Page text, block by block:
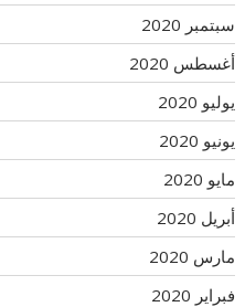
سبتمبر 2020
أغسطس 2020
يوليو 2020
يونيو 2020
مايو 2020
أبريل 2020
مارس 2020
فبراير 2020